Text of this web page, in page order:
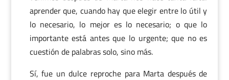
aprender que, cuando hay que elegir entre lo útil y
lo necesario, lo mejor es lo necesario; o que lo
importante está antes que lo urgente; que no es
cuestión de palabras solo, sino más.
Sí, fue un dulce reproche para Marta después de